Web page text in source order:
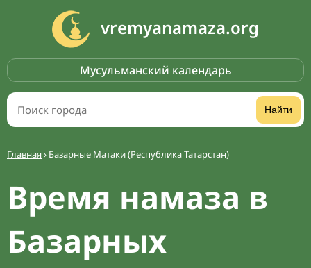
vremyanamaza.org
Мусульманский календарь
Найти
Главная› Базарные Матаки (Республика Татарстан)
Время намаза в
Базарных